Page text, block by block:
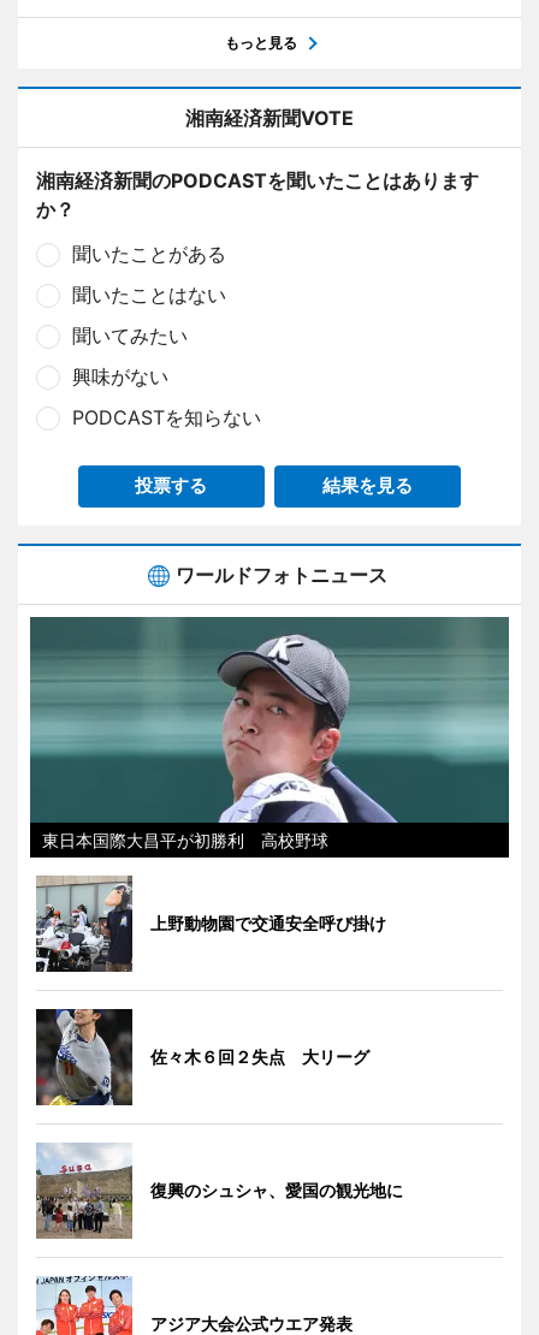
もっと見る
湘南経済新聞VOTE
湘南経済新聞のPODCASTを聞いたことはあります
か？
聞いたことがある
聞いたことはない
聞いてみたい
興味がない
PODCASTを知らない
投票する 結果を見る
ワールドフォトニュース
東日本国際大昌平が初勝利 高校野球
上野動物園で交通安全呼び掛け
佐々木６回２失点 大リーグ
復興のシュシャ、愛国の観光地に
アジア大会公式ウエア発表